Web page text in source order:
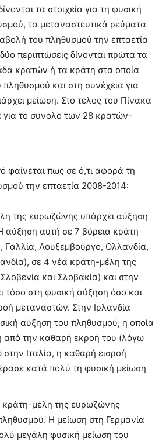
τα στοιχεία για τη φυσική
τα μεταναστευτικά ρεύματα
του πληθυσμού την επταετία
περιπτώσεις δίνονται πρώτα τα
κρατών ή τα κράτη στα οποία
και στη συνέχεια για
μείωση. Στο τέλος του Πίνακα
για το σύνολο των 28 κρατών-
φαίνεται πως σε ό,τι αφορά τη
την επταετία 2008-2014:
της ευρωζώνης υπάρχει αύξηση
αύξηση αυτή σε 7 βόρεια κράτη
Γαλλία, Λουξεμβούργο, Ολλανδία,
σε 4 νέα κράτη-μέλη της
και Σλοβακία) και στην
τόσο στη φυσική αύξηση όσο και
μεταναστών. Στην Ιρλανδία
αύξηση του πληθυσμού, η οποία
από την καθαρή εκροή του (λόγω
Ιταλία, η καθαρή εισροή
κατά πολύ τη φυσική μείωση
κράτη-μέλη της ευρωζώνης
Η μείωση στη Γερμανία
μεγάλη φυσική μείωση του